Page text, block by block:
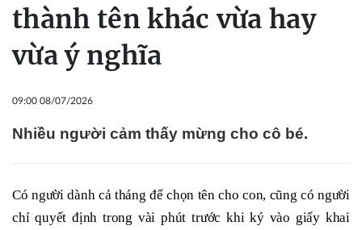
thành tên khác vừa hay
vừa ý nghĩa
09:00 08/07/2026
Nhiều người cảm thấy mừng cho cô bé.
Có người dành cả tháng để chọn tên cho con, cũng có người
chỉ quyết định trong vài phút trước khi ký vào giấy khai